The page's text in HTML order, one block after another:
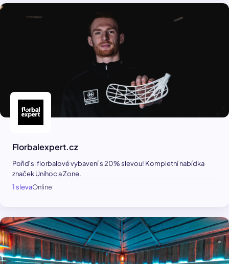
Florbalexpert.cz
Pořiď si florbalové vybavení s 20% slevou! Kompletní nabídka
značek Unihoc a Zone.
1 slevaOnline